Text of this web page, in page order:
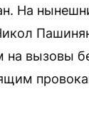
На
на вызовы